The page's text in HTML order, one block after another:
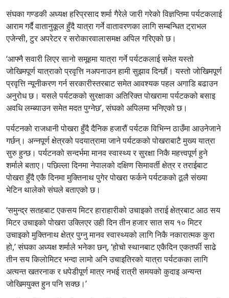
संघका गण्डकी अध्यक्ष हरिप्रसाद शर्मा गैरेले जारी गरेको विज्ञप्तिमा पर्यटकलाई
आराम गर्दै वातानुकूल हुँदै यात्रा गर्ने वातावरणका लागि सम्बन्धित ट्राभल
एजेन्सी, टुर अपरेटर र सरोकारवालासमक्ष अपिल गरिएको छ।
‘आफ्नै सवारी लिएर सानो समूहमा यात्रा गर्ने पर्यटकलाई समेत यस्तो
जोखिमपूर्ण यात्राको प्रवृत्ति नअपनाउन हामी सुझाव दिन्छौं। यस्तो जोखिमपूर्ण
प्रवृत्ति न्यूनीकरण गर्न सरकारीस्तरबाट समेत आवश्यक पहल अगाडि बढाउन
अनुरोध छ। यसले पर्यटकको सुरक्षाका अतिरिक्त पोखरामा पर्यटकको बसाइ
अवधि लम्ब्याउन समेत मदत पुग्नेछ’, संघको अपिलमा भनिएको छ।
पर्यटनको राजधानी पोखरा हुँदै दैनिक हजारौं पर्यटक विभिन्न ठाउँमा आउनेजाने
गर्छन्। अन्नपूर्ण क्षेत्रको पदयात्रामा जाने पर्यटकको पोखराबाटै मुख्य यात्रा
सुरु हुन्छ। पर्यटनको सन्दर्भमा मानव स्वास्थ्य र सुरक्षा निकै महत्त्वपूर्ण हुने
शर्माले बताए। पछिल्ला दिनमा नेपालको दक्षिण सिमावर्ती क्षेत्र र तराईबाट
पोखरा हुँदै एकै दिनमा मुक्तिनाथ पुगेर पोखरा फर्कने पर्यटकको ठूलै संख्या
भेटिन थालेको संघले बताएको छ।
‘समुन्द्र सतहबाट एकसय मिटर हाराहारीको उचाइको तराई क्षेत्रबाट आठ सय
मिटर उचाइको पोखरा उक्लिएर उही दिन तीन हजार सात सय १० मिटर
उचाइको मुक्तिनाथ क्षेत्र पुग्नु मानव स्वास्थ्यको लागि निकै नकारात्मक कुरा
हो,’ संघका अध्यक्ष शर्माले भनेका छन्, ‘होचो स्थानबाट एकैदिन एकतर्फी साढे
तीन सय किलोमिटर भन्दा लामो अनि उचाइतिरको यात्रा पर्यटकका लागि
अत्यन्त खतरनाक र धपेडीपूर्ण मात्र नभई रात्री समयको कुदाइ अन्यन्त
जोखिमयुक्त हुन पनि सक्छ।’